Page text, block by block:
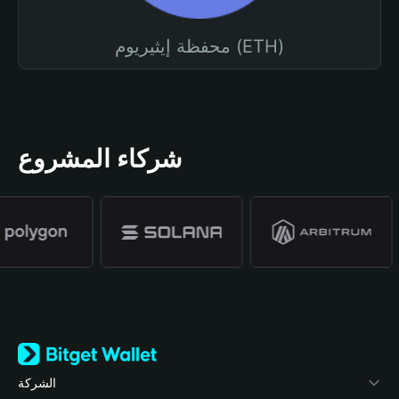
محفظة إيثيريوم (ETH)
شركاء المشروع
الشركة